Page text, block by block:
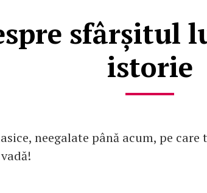
sfârșitul
istorie
neegalate până acum, pe